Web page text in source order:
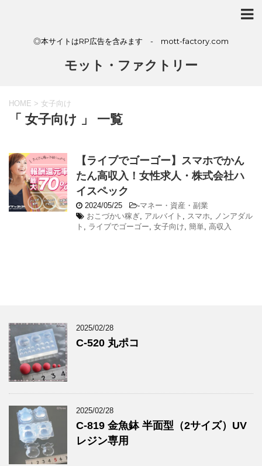
◎本サイトはRP広告を含みます - mott-factory.com
モット・ファクトリー
HOME > 女子向け
「 女子向け 」 一覧
【ライブでゴーゴー】スマホでかん
たん高収入！女性求人・株式会社ハ
イスペック
2024/05/25 -マネー・資産・副業
おこづかい稼ぎ, アルバイト , スマホ, ノンアダル
ト , ライブでゴーゴー, 女子向け, 簡単, 高収入
2025/02/28
C-520 丸ポコ
2025/02/28
C-819 金魚鉢 半面型（2サイズ）UV
レジン専用